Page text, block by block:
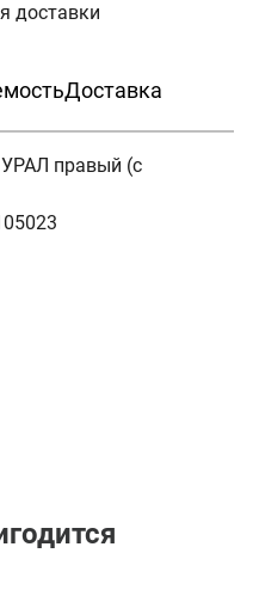
доставки
Доставка
правый (с